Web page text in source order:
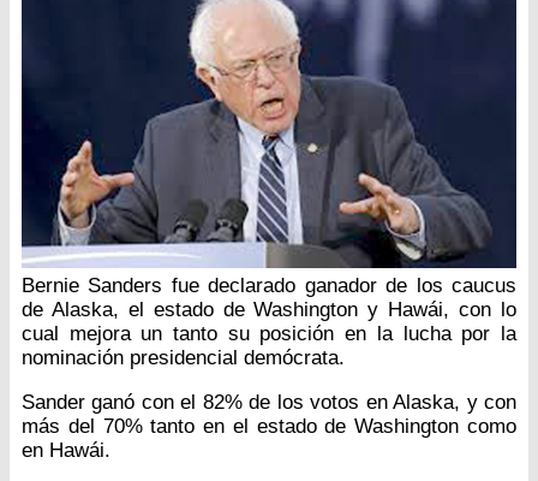
Bernie Sanders fue declarado ganador de los caucus
de Alaska, el estado de Washington y Hawái, con lo
cual mejora un tanto su posición en la lucha por la
nominación presidencial demócrata.
Sander ganó con el 82% de los votos en Alaska, y con
más del 70% tanto en el estado de Washington como
en Hawái.